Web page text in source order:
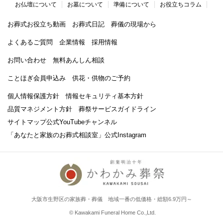
お仏壇について
お墓について 準備について お役立ちコラム
お葬式お役立ち動画 お葬式日記 葬儀の現場から
よくあるご質問 企業情報 採用情報
お問い合わせ 無料あんしん相談
ことほぎ会員申込み 供花・供物のご予約
個人情報保護方針
情報セキュリティ基本方針
品質マネジメント方針
葬祭サービスガイドライン
サイトマップ公式YouTubeチャンネル
「あなたと家族のお葬式相談室」 公式Instagram
大阪市生野区の家族葬・葬儀 地域一番の低価格・総額6.9万円～
© Kawakami Funeral Home Co.,Ltd.